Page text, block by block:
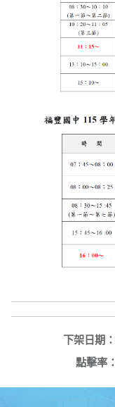
下架日期：
點擊率：